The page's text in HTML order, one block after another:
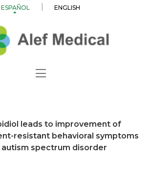
ESPAÑOL ENGLISH
leads to improvement of
resistant behavioral symptoms
spectrum disorder